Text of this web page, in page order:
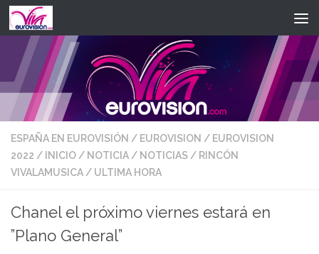
Saltar al contenido
ESPAÑA EN EUROVISIÓN / EUROVISION / EUROVISION
2022 / INICIO/ NOTICIA/ NOTICIAS/ RINCÓN
VIVALAMUSICA/ ULTIMA HORA
Chanel el próximo viernes estará en
”Plano General”